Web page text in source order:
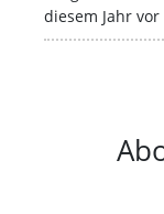
diesem Jahr